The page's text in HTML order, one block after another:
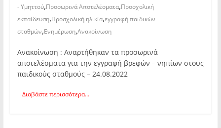
- Υμηττού,Προσωρινά Αποτελέσματα,Προσχολική
εκπαίδευση,Προσχολική ηλικία,εγγραφή παιδικών
σταθμών,Ενημέρωση,Ανακοίνωση
Ανακοίνωση : Αναρτήθηκαν τα προσωρινά
αποτελέσματα για την εγγραφή βρεφών – νηπίων στους
παιδικούς σταθμούς – 24.08.2022
Διαβάστε περισσότερα...